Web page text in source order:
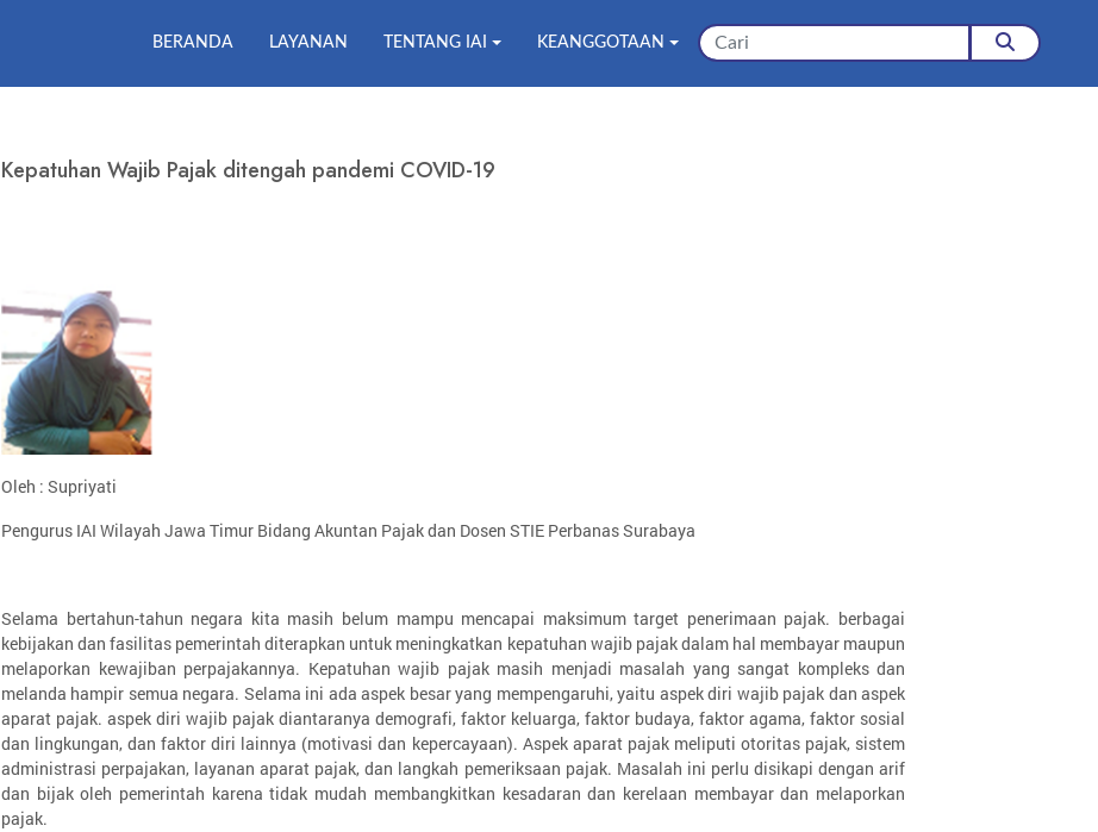
BERANDA LAYANAN TENTANG IAI KEANGGOTAAN
Kepatuhan Wajib Pajak ditengah pandemi COVID-19
Oleh : Supriyati
Pengurus IAI Wilayah Jawa Timur Bidang Akuntan Pajak dan Dosen STIE Perbanas Surabaya
Selama bertahun-tahun negara kita masih belum mampu mencapai maksimum target penerimaan pajak. berbagai
kebijakan dan fasilitas pemerintah diterapkan untuk meningkatkan kepatuhan wajib pajak dalam hal membayar maupun
melaporkan kewajiban perpajakannya. Kepatuhan wajib pajak masih menjadi masalah yang sangat kompleks dan
melanda hampir semua negara. Selama ini ada aspek besar yang mempengaruhi, yaitu aspek diri wajib pajak dan aspek
aparat pajak. aspek diri wajib pajak diantaranya demografi, faktor keluarga, faktor budaya, faktor agama, faktor sosial
dan lingkungan, dan faktor diri lainnya (motivasi dan kepercayaan). Aspek aparat pajak meliputi otoritas pajak, sistem
administrasi perpajakan, layanan aparat pajak, dan langkah pemeriksaan pajak. Masalah ini perlu disikapi dengan arif
dan bijak oleh pemerintah karena tidak mudah membangkitkan kesadaran dan kerelaan membayar dan melaporkan
pajak.